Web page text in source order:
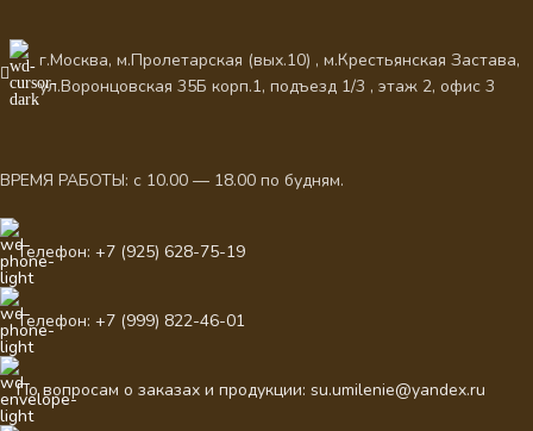
г.Москва, м.Пролетарская (вых.10) , м.Крестьянская Застава,
ул.Воронцовская 35Б корп.1, подъезд 1/3 , этаж 2, офис 3
ВРЕМЯ РАБОТЫ: с 10.00 — 18.00 по будням.
Телефон: +7 (925) 628-75-19
Телефон: +7 (999) 822-46-01
По вопросам о заказах и продукции: su.umilenie@yandex.ru